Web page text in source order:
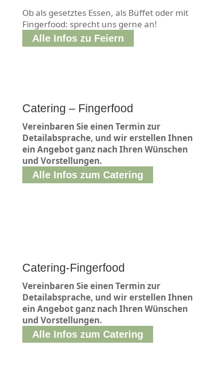
Ob als gesetztes Essen, als Büffet oder mit
Fingerfood: sprecht uns gerne an!
Alle Infos zu Feiern
Catering – Fingerfood
Vereinbaren Sie einen Termin zur
Detailabsprache, und wir erstellen Ihnen
ein Angebot ganz nach Ihren Wünschen
und Vorstellungen.
Alle Infos zum Catering
Catering-Fingerfood
Vereinbaren Sie einen Termin zur
Detailabsprache, und wir erstellen Ihnen
ein Angebot ganz nach Ihren Wünschen
und Vorstellungen.
Alle Infos zum Catering